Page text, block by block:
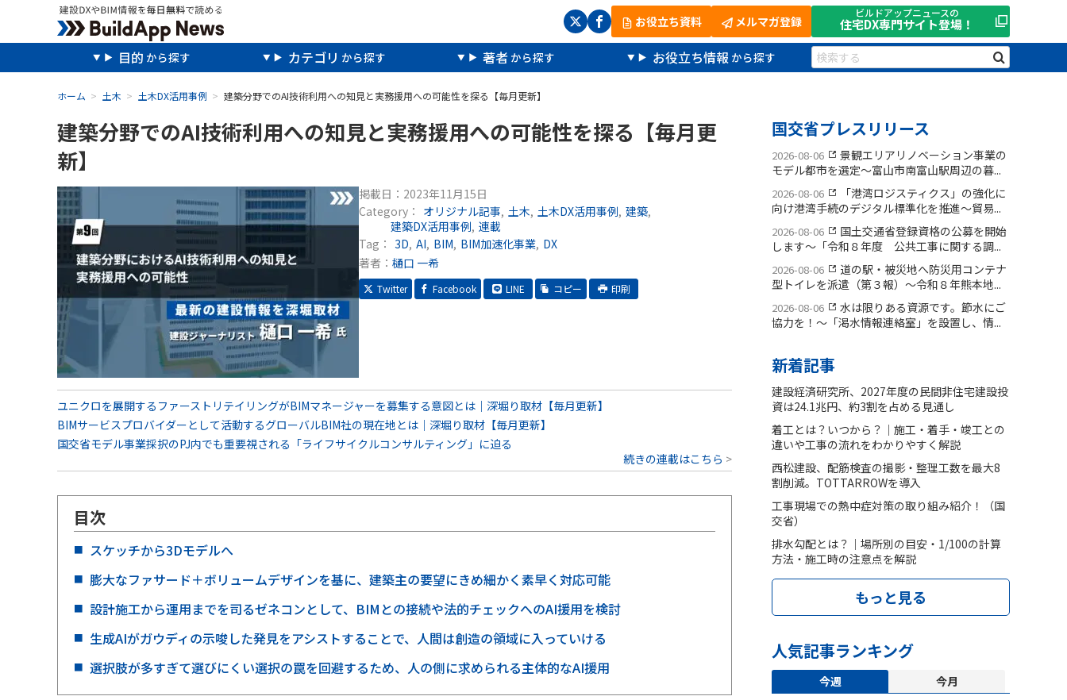
お役立ち資料 メルマガ登録
ビルドアップニュースの
住宅DX専門サイト登場！
目的 カテゴリ 著者 お役立ち情報
ホーム 土木 土木DX活用事例 建築分野でのAI技術利用への知見と実務援用への可能性を探る【毎月更新】
建築分野でのAI技術利用への知見と実務援用への可能性を探る【毎月更
新】
掲載日： 2023年11月15日
Category： オリジナル記事 土木 土木DX活用事例 建築
建築DX活用事例 連載
Tag： 3D AI BIM BIM加速化事業 DX
著者： 樋口 一希
Twitter Facebook LINE コピー 印刷
ユニクロを展開するファーストリテイリングがBIMマネージャーを募集する意図とは｜深堀り取材【毎月更新】
BIMサービスプロバイダーとして活動するグローバルBIM社の現在地とは｜深堀り取材【毎月更新】
国交省モデル事業採択のPJ内でも重要視される「ライフサイクルコンサルティング」に迫る
続きの連載はこちら
目次
スケッチから3Dモデルへ
膨大なファサード＋ボリュームデザインを基に、建築主の要望にきめ細かく素早く対応可能
設計施工から運用までを司るゼネコンとして、BIMとの接続や法的チェックへのAI援用を検討
生成AIがガウディの示唆した発見をアシストすることで、人間は創造の領域に入っていける
選択肢が多すぎて選びにくい選択の罠を回避するため、人の側に求められる主体的なAI援用
国交省プレスリリース
2026-08-06
景観エリアリノベーション事業の
モデル都市を選定〜富山市南富山駅周辺の暮...
2026-08-06
「港湾ロジスティクス」の強化に
向け港湾手続のデジタル標準化を推進〜貿易...
2026-08-06
国土交通省登録資格の公募を開始
します〜「令和８年度 公共工事に関する調...
2026-08-06
道の駅・被災地へ防災用コンテナ
型トイレを派遣（第３報）〜令和８年熊本地...
2026-08-06
水は限りある資源です。節水にご
協力を！〜「渇水情報連絡室」を設置し、情...
新着記事
建設経済研究所、2027年度の民間非住宅建設投
資は24.1兆円、約3割を占める見通し
着工とは？いつから？｜施工・着手・竣工との
違いや工事の流れをわかりやすく解説
西松建設、配筋検査の撮影・整理工数を最大8
割削減。TOTTARROWを導入
工事現場での熱中症対策の取り組み紹介！（国
交省）
排水勾配とは？｜場所別の目安・1/100の計算
方法・施工時の注意点を解説
もっと見る
人気記事ランキング
今週
今月